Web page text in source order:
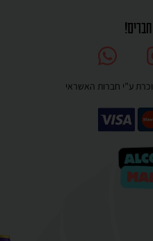
ע”י חברות האשראי